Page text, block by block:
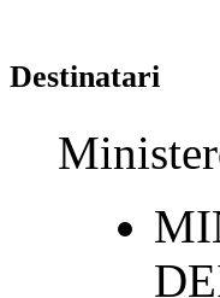
Destinatari